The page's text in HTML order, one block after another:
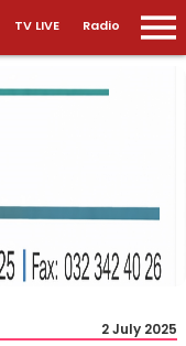
TV LIVE Radio
2 July 2025